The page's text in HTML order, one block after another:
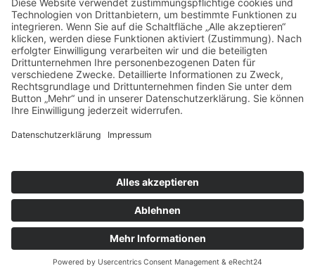
nach oben
Impressum|Datenschutz
Ihnen gefällt, was Sie lesen?
Dann teilen Sie es mit anderen!
X